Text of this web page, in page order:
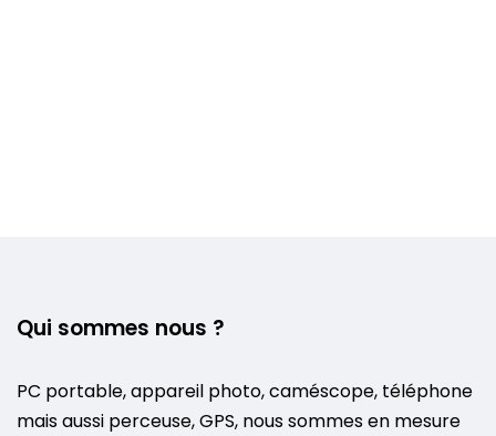
Qui sommes nous ?
PC portable, appareil photo, caméscope, téléphone
mais aussi perceuse, GPS, nous sommes en mesure